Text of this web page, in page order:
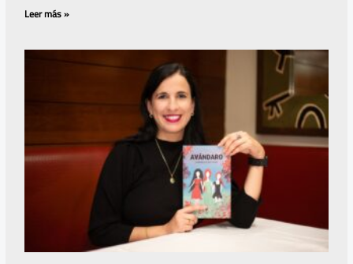
Leer más »